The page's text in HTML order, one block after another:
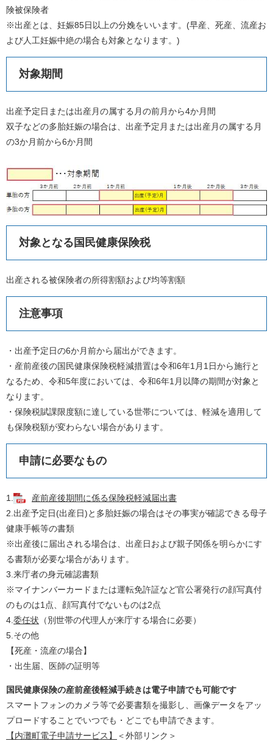
険被保険者
※出産とは、妊娠85日以上の分娩をいいます。(早産、死産、流産お
よび人工妊娠中絶の場合も対象となります。)
対象期間
出産予定日または出産月の属する月の前月から4か月間
双子などの多胎妊娠の場合は、出産予定月または出産月の属する月
の3か月前から6か月間
対象となる国民健康保険税
出産される被保険者の所得割額および均等割額
注意事項
・出産予定日の6か月前から届出ができます。
・産前産後の国民健康保険税軽減措置は令和6年1月1日から施行と
なるため、令和5年度においては、令和6年1月以降の期間が対象と
なります。
・保険税賦課限度額に達している世帯については、軽減を適用して
も保険税額が変わらない場合があります。
申請に必要なもの
1.
産前産後期間に係る保険税軽減届出書
2.出産予定日(出産日)と多胎妊娠の場合はその事実が確認できる母子
健康手帳等の書類
※出産後に届出される場合は、出産日および親子関係を明らかにす
る書類が必要な場合があります。
3.来庁者の身元確認書類
※マイナンバーカードまたは運転免許証など官公署発行の顔写真付
のものは1点、顔写真付でないものは2点
4. 委任状 （別世帯の代理人が来庁する場合に必要）
5.その他
【死産・流産の場合】
・出生届、医師の証明等
国民健康保険の産前産後軽減手続きは電子申請でも可能です
スマートフォンのカメラ等で必要書類を撮影し、画像データをアッ
プロードすることでいつでも・どこでも申請できます。
【内灘町電子申請サービス】
＜外部リンク＞